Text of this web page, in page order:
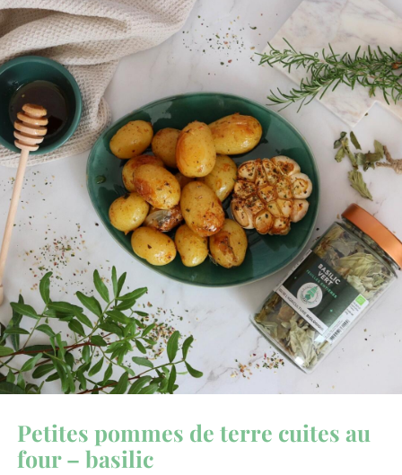
Petites pommes de terre cuites au
four – basilic